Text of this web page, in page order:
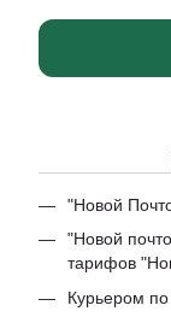
"Новой
"Новой
тарифов
Курьером по